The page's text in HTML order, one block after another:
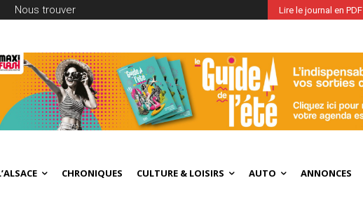
Nous trouver Lire le journal en PDF
CHRONIQUES CULTURE & LOISIRS AUTO ANNONCES